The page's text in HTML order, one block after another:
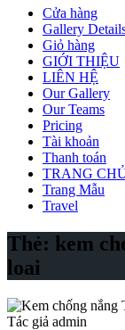
Cửa hàng
Gallery
Giỏ hàng
GIỚI THIỆU
LIÊN HỆ
Our Gallery
Our Teams
Pricing
Tài khoản
Thanh toán
TRANG
Trang Mẫu
Travel
Thẻ: kem
loai
Tác giả admin